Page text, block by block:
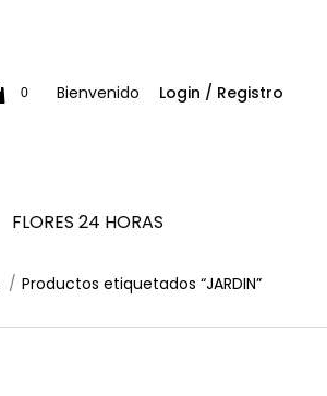
0 Bienvenido Login / Registro
FLORES 24 HORAS
Productos etiquetados “JARDIN”